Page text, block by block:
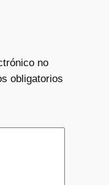
no
obligatorios